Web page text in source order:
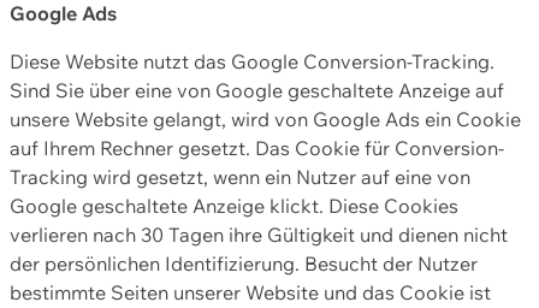
Google Ads
Diese Website nutzt das Google Conversion-Tracking.
Sind Sie über eine von Google geschaltete Anzeige auf
unsere Website gelangt, wird von Google Ads ein Cookie
auf Ihrem Rechner gesetzt. Das Cookie für Conversion-
Tracking wird gesetzt, wenn ein Nutzer auf eine von
Google geschaltete Anzeige klickt. Diese Cookies
verlieren nach 30 Tagen ihre Gültigkeit und dienen nicht
der persönlichen Identifizierung. Besucht der Nutzer
bestimmte Seiten unserer Website und das Cookie ist